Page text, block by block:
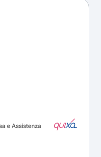
e Assistenza